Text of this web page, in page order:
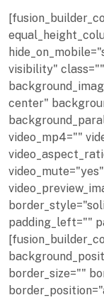
visibility"
center"
video_mp4=""
padding_left=""
border_size=""